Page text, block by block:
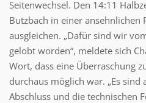
Seitenwechsel. Den 14:11
Butzbach in einer ansehnlichen
ausgleichen. „Dafür sind wir
gelobt worden“, meldete sich
Wort, dass eine Überraschung
durchaus möglich war. „Es
Abschluss und die technischen